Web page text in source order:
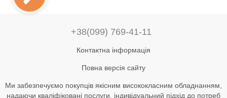
+38(099) 769-41-11
Контактна інформація
Повна версія сайту
Ми забезпечуємо покупців якісним висококласним обладнанням,
надаючи кваліфіковані послуги, індивідуальний підхід до потреб